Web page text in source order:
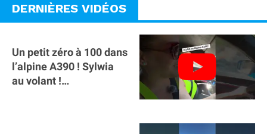
DERNIÈRES VIDÉOS
Un petit zéro à 100 dans
l’alpine A390 ￼! Sylwia
au volant !